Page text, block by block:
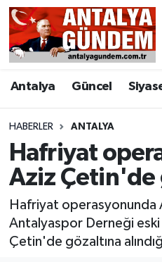
Antalya Güncel
HABERLER ANTALYA
Hafriyat
Aziz Çetin'de
Hafriyat operasyonunda
Antalyaspor Derneği eski
Çetin'de gözaltına
Antalya
Asayiş
Bilim & Teknoloji
Bölge
EĞİTİM
Ekonomi
Antalya Nöbetçi
Antalya Hava Durumu
Antalya Namaz
Antalya Trafik
Süper Lig Puan
Tüm Manşetler